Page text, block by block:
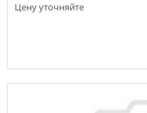
Цену уточняйте